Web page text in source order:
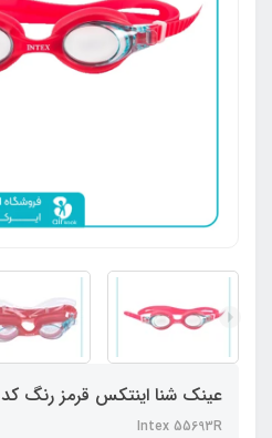
عینک شنا اینتکس قرمز رنگ کد 55693
Intex 55693R